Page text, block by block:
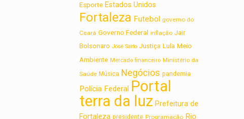
Esporte Estados Unidos
Fortaleza Futebol governo do
Ceará Governo Federal inflação Jair
Bolsonaro José Sarto Justiça Lula Meio
Ambiente Mercado financeiro Ministério da
Saúde Música Negócios pandemia
Polícia Federal Portal
terra da luz Prefeitura de
Fortaleza presidente Programação Rio